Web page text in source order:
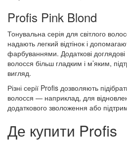
Profis Pink Blond
Тонувальна серія для світлого
надають легкий відтінок і
фарбуваннями. Додаткові
волосся більш гладким і м’яким,
вигляд.
Різні серії Profis дозволяють
волосся — наприклад, для
додаткового зволоження або
Де купити Profis